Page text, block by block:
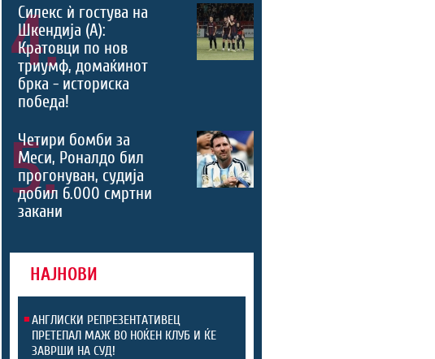
4.
Силекс ѝ гостува на
Шкендија (А):
Кратовци по нов
триумф, домаќинот
брка - историска
победа!
5.
Четири бомби за
Меси, Роналдо бил
прогонуван, судија
добил 6.000 смртни
закани
НАЈНОВИ
АНГЛИСКИ РЕПРЕЗЕНТАТИВЕЦ
ПРЕТЕПАЛ МАЖ ВО НОЌЕН КЛУБ И ЌЕ
ЗАВРШИ НА СУД!